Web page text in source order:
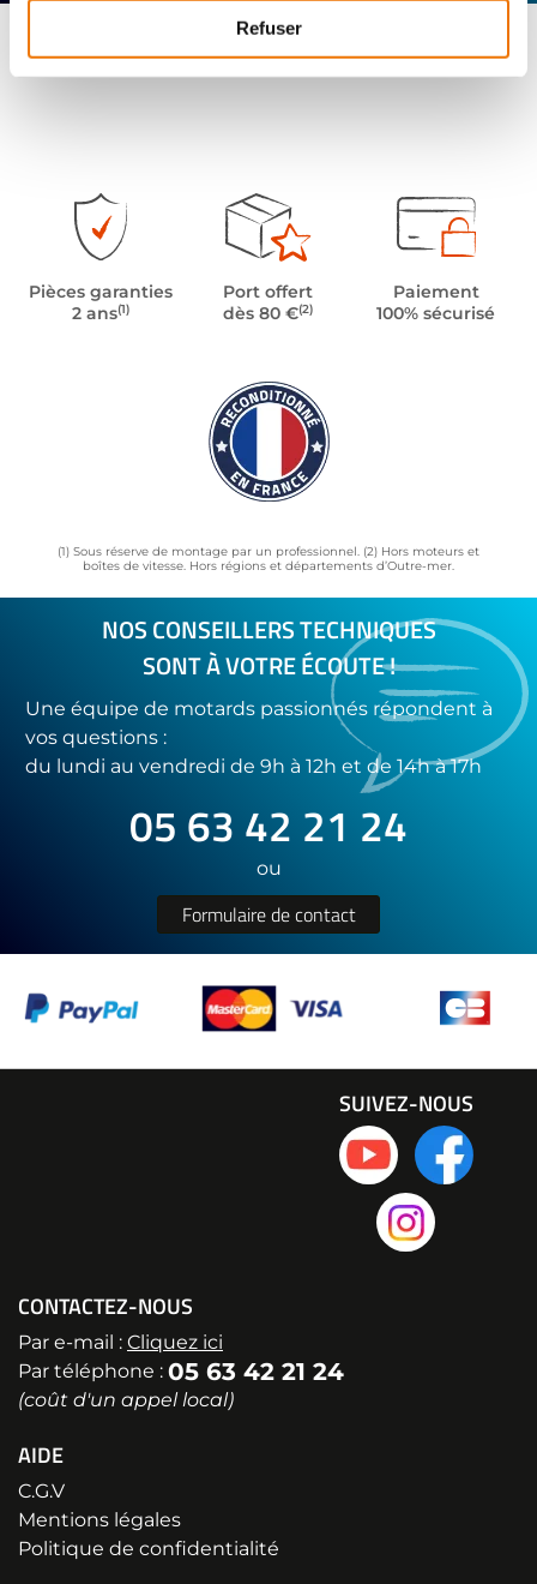
Refuser
Pièces garanties
2 ans(1)
Port offert
dès 80 €(2)
Paiement
100% sécurisé
(1) Sous réserve de montage par un professionnel. (2) Hors moteurs et
boîtes de vitesse. Hors régions et départements d’Outre-mer.
NOS CONSEILLERS TECHNIQUES
SONT À VOTRE ÉCOUTE !
Une équipe de motards passionnés répondent à
vos questions :
du lundi au vendredi de 9h à 12h et de 14h à 17h
05 63 42 21 24
ou
Formulaire de contact
CONTACTEZ-NOUS
Par e-mail : Cliquez ici
Par téléphone : 05 63 42 21 24
(coût d'un appel local)
AIDE
C.G.V
Mentions légales
Politique de confidentialité
SUIVEZ-NOUS